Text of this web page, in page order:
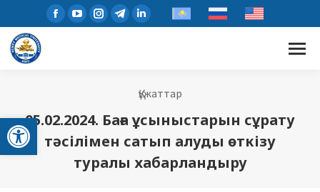
Open toolbar
Құжаттар
05.02.2024. Баға ұсыныстарын сұрату
тәсілімен сатып алуды өткізу
туралы хабарландыру